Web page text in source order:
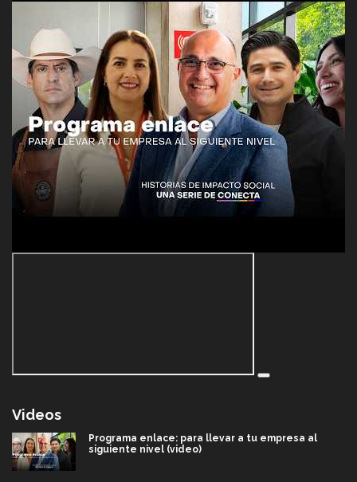
Videos
Programa enlace: para llevar a tu empresa al
siguiente nivel (video)